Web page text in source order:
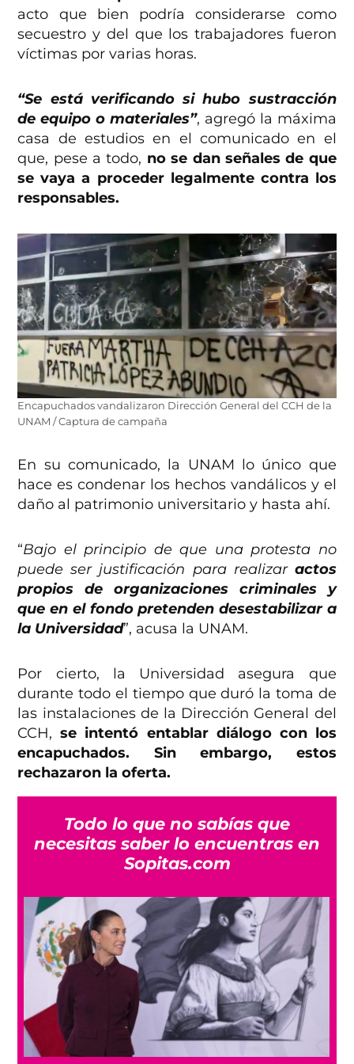
acto que bien podría considerarse como
secuestro y del que los trabajadores fueron
víctimas por varias horas.
“Se está verificando si hubo sustracción
de equipo o materiales”, agregó la máxima
casa de estudios en el comunicado en el
que, pese a todo, no se dan señales de que
se vaya a proceder legalmente contra los
responsables.
Encapuchados vandalizaron Dirección General del CCH de la
UNAM / Captura de campaña
En su comunicado, la UNAM lo único que
hace es condenar los hechos vandálicos y el
daño al patrimonio universitario y hasta ahí.
“Bajo el principio de que una protesta no
puede ser justificación para realizar actos
propios de organizaciones criminales y
que en el fondo pretenden desestabilizar a
la Universidad”, acusa la UNAM.
Por cierto, la Universidad asegura que
durante todo el tiempo que duró la toma de
las instalaciones de la Dirección General del
CCH,se intentó entablar diálogo con los
encapuchados. Sin embargo, estos
rechazaron la oferta.
Todo lo que no sabías que
necesitas saber lo encuentras en
Sopitas.com